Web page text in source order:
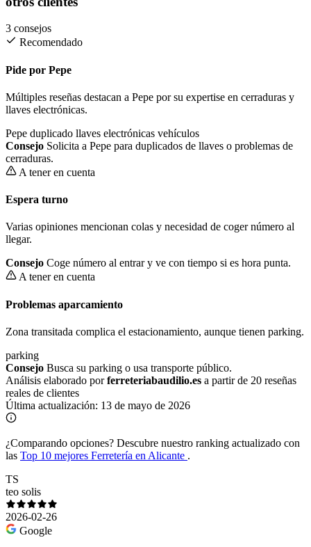
3 consejos
Recomendado
Pide por Pepe
Múltiples reseñas destacan a Pepe por su expertise en cerraduras y
llaves electrónicas.
Pepe duplicado llaves electrónicas vehículos
Consejo Solicita a Pepe para duplicados de llaves o problemas de
cerraduras.
A tener en cuenta
Espera turno
Varias opiniones mencionan colas y necesidad de coger número al
llegar.
Consejo Coge número al entrar y ve con tiempo si es hora punta.
A tener en cuenta
Problemas aparcamiento
Zona transitada complica el estacionamiento, aunque tienen parking.
parking
Consejo Busca su parking o usa transporte público.
Análisis elaborado porferreteriabaudilio.es a partir de 20 reseñas
reales de clientes
Última actualización: 13 de mayo de 2026
¿Comparando opciones? Descubre nuestro ranking actualizado con
las Top 10 mejores Ferretería en Alicante .
TS
teo solis
2026-02-26
Google